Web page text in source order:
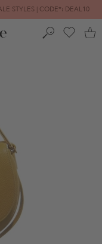
STYLES | CODE*: DEAL10